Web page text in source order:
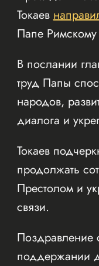
Токаев
Папе
В послании
труд Папы
народов,
диалога и
Токаев
продолжать
Престолом и
связи.
Поздравление
поддержании